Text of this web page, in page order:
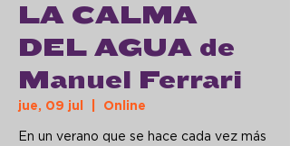
LA CALMA
DEL AGUA de
Manuel Ferrari
jue, 09 jul Online
En un verano que se hace cada vez más